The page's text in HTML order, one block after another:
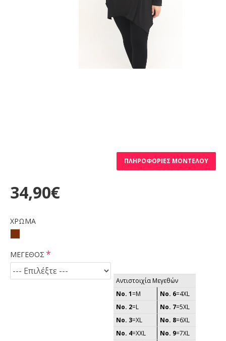
ΠΛΗΡΟΦΟΡΊΕΣ ΜΟΝΤΈΛΟΥ
34,90€
ΧΡΩΜΑ
ΜΕΓΕΘΟΣ
Αντιστοιχία Μεγεθών
No. 1=M No. 6=4XL
No. 2=L No. 7=5XL
No. 3=XL No. 8=6XL
No. 4=XXL No. 9=7XL